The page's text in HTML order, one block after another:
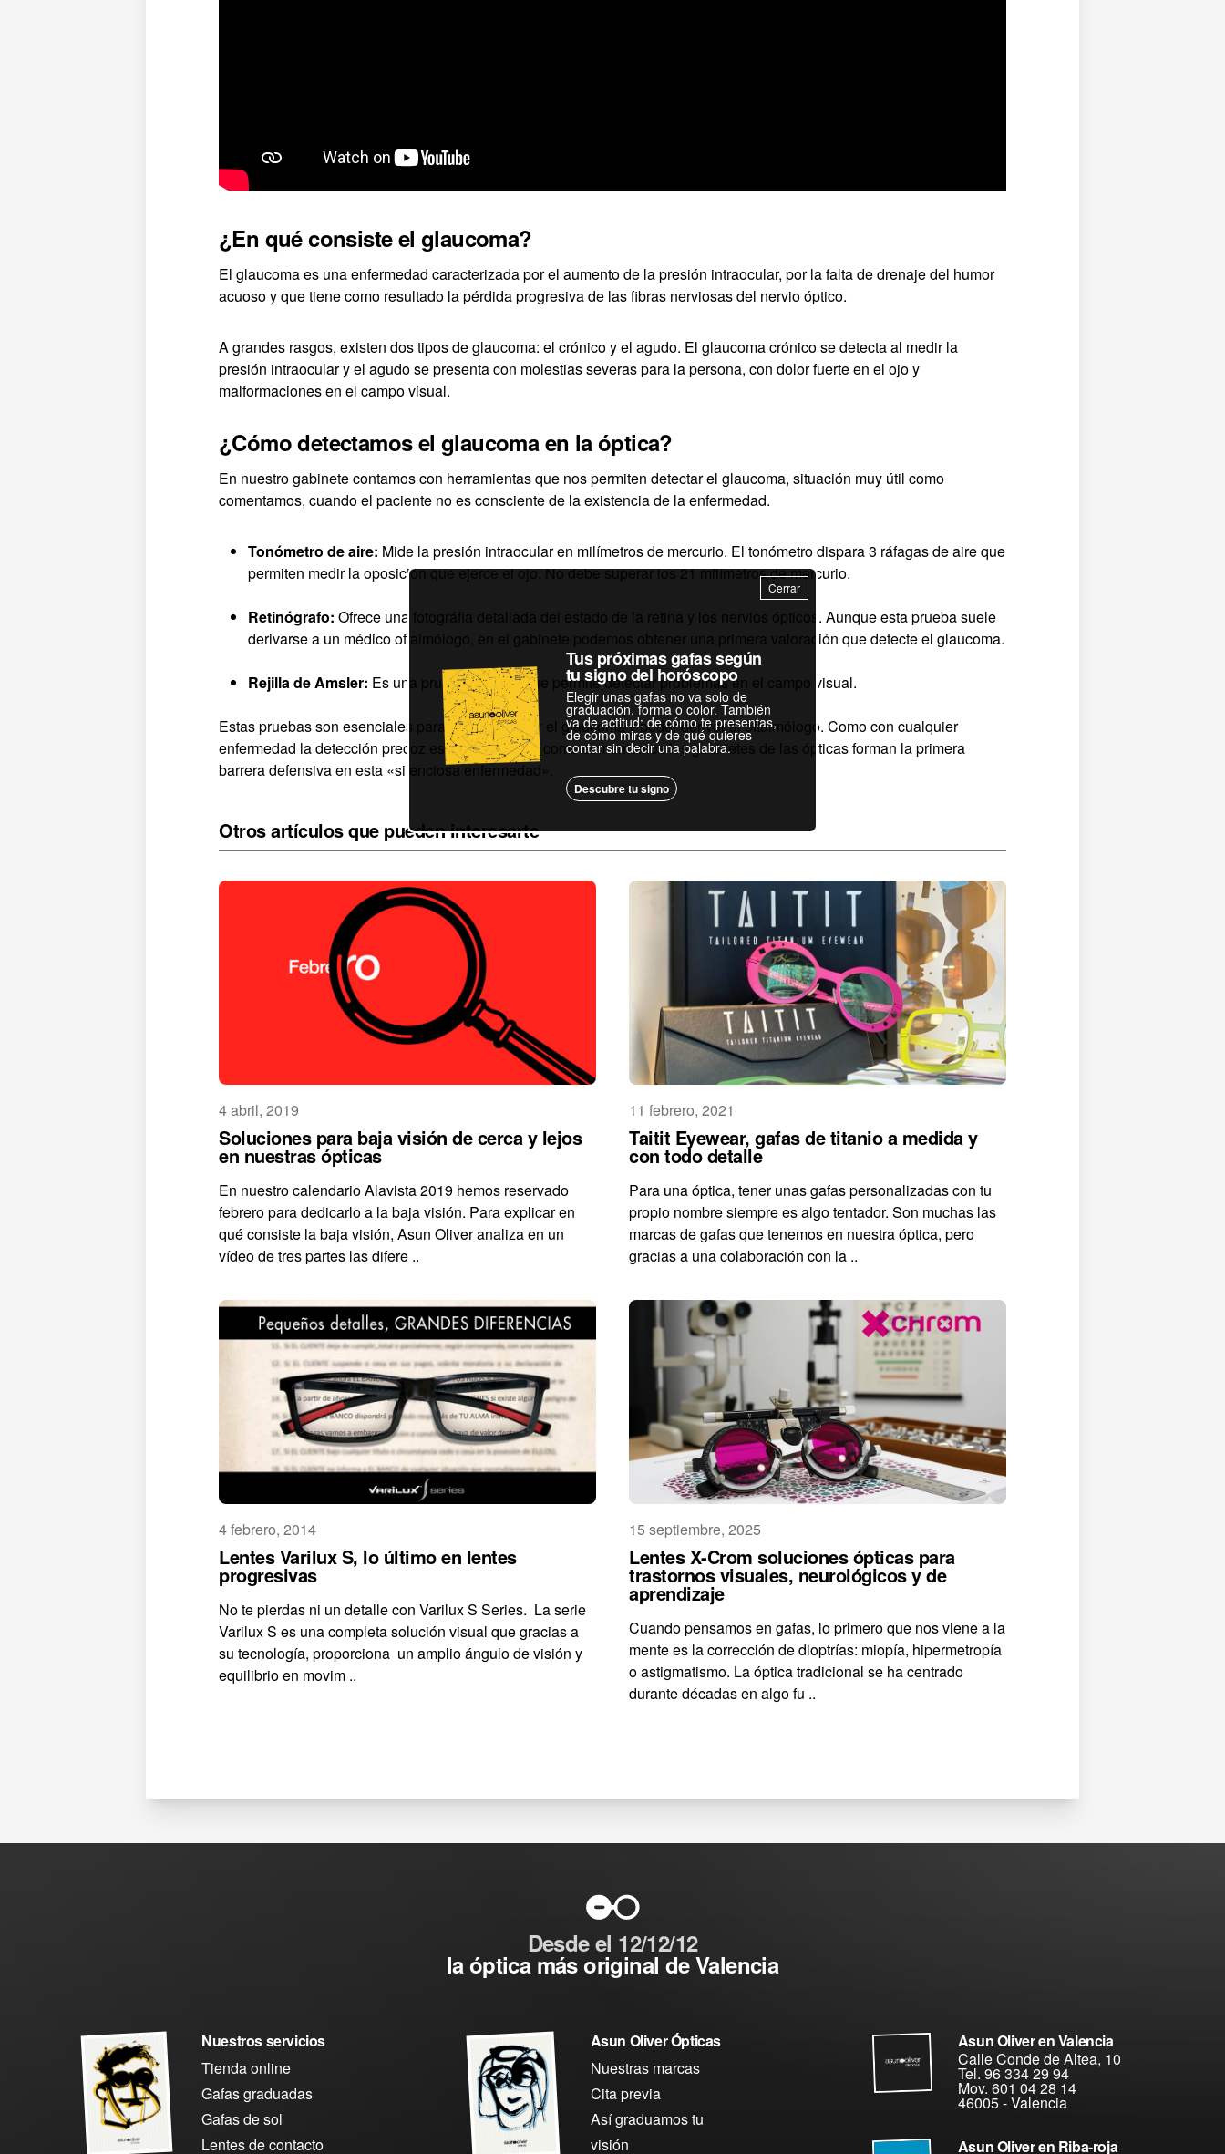
¿En qué consiste el glaucoma?
El glaucoma es una enfermedad caracterizada por el aumento de la presión intraocular, por la falta de drenaje del humor
acuoso y que tiene como resultado la pérdida progresiva de las fibras nerviosas del nervio óptico.
A grandes rasgos, existen dos tipos de glaucoma: el crónico y el agudo. El glaucoma crónico se detecta al medir la
presión intraocular y el agudo se presenta con molestias severas para la persona, con dolor fuerte en el ojo y
malformaciones en el campo visual.
¿Cómo detectamos el glaucoma en la óptica?
En nuestro gabinete contamos con herramientas que nos permiten detectar el glaucoma, situación muy útil como
comentamos, cuando el paciente no es consciente de la existencia de la enfermedad.
Tonómetro de aire: Mide la presión intraocular en milímetros de mercurio. El tonómetro dispara 3 ráfagas de aire que
permiten medir la oposición que ejerce el ojo. No debe superar los 21 milímetros de mercurio.
Retinógrafo: Ofrece una fotográfia detallada del estado de la retina y los nervios ópticos. Aunque esta prueba suele
derivarse a un médico oftalmólogo, en el gabinete podemos obtener una primera valoración que detecte el glaucoma.
Rejilla de Amsler: Es una prueba sencilla que permite detectar problemas en el campo visual.
Estas pruebas son esenciales para poder detectar el glaucoma y poder derivar al oftalmólogo. Como con cualquier
enfermedad la detección precoz es fundamental y como comentamos los gabinetes de las ópticas forman la primera
barrera defensiva en esta «silenciosa enfermedad».
Otros artículos que pueden interesarte
4 abril, 2019
Soluciones para baja visión de cerca y lejos
en nuestras ópticas
En nuestro calendario Alavista 2019 hemos reservado
febrero para dedicarlo a la baja visión. Para explicar en
qué consiste la baja visión, Asun Oliver analiza en un
vídeo de tres partes las difere ..
11 febrero, 2021
Taitit Eyewear, gafas de titanio a medida y
con todo detalle
Para una óptica, tener unas gafas personalizadas con tu
propio nombre siempre es algo tentador. Son muchas las
marcas de gafas que tenemos en nuestra óptica, pero
gracias a una colaboración con la ..
4 febrero, 2014
Lentes Varilux S, lo último en lentes
progresivas
No te pierdas ni un detalle con Varilux S Series. La serie
Varilux S es una completa solución visual que gracias a
su tecnología, proporciona un amplio ángulo de visión y
equilibrio en movim ..
15 septiembre, 2025
Lentes X-Crom soluciones ópticas para
trastornos visuales, neurológicos y de
aprendizaje
Cuando pensamos en gafas, lo primero que nos viene a la
mente es la corrección de dioptrías: miopía, hipermetropía
o astigmatismo. La óptica tradicional se ha centrado
durante décadas en algo fu ..
Desde el 12/12/12
la óptica más original de Valencia
Nuestros servicios
Tienda online
Gafas graduadas
Gafas de sol
Lentes de contacto
Asun Oliver Ópticas
Nuestras marcas
Cita previa
Así graduamos tu
visión
Asun Oliver en Valencia
Calle Conde de Altea, 10
Tel. 96 334 29 94
Mov. 601 04 28 14
46005-Valencia
Asun Oliver en Riba-roja
Cerrar
Tus próximas gafas según
tu signo del horóscopo
Elegir unas gafas no va solo de
graduación, forma o color. También
va de actitud: de cómo te presentas,
de cómo miras y de qué quieres
contar sin decir una palabra.
Descubre tu signo